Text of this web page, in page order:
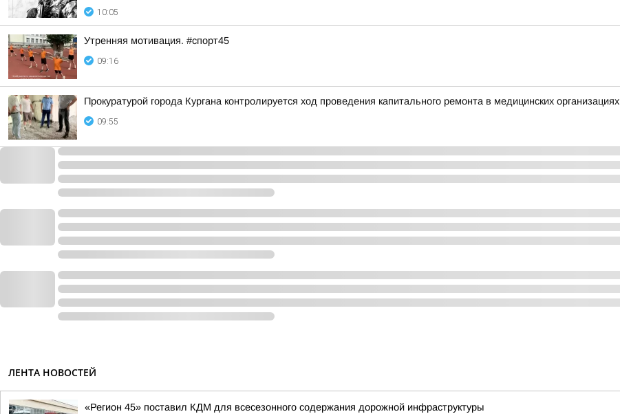
10:05
Утренняя мотивация. #спорт45
09:16
Прокуратурой города Кургана контролируется ход проведения капитального ремонта в медицинских организациях
09:55
ЛЕНТА НОВОСТЕЙ
«Регион 45» поставил КДМ для всесезонного содержания дорожной инфраструктуры